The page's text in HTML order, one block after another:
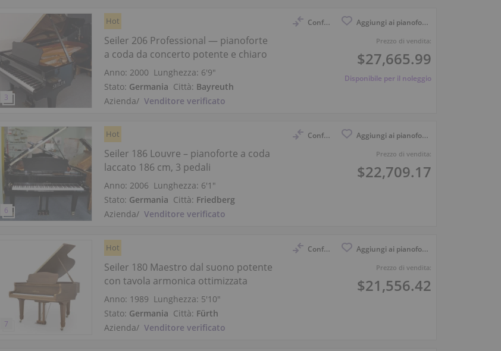
Confronto Aggiungi ai pianoforti osservati
Prezzo di vendita:
$27,665.99
Disponibile per il noleggio
Hot
Seiler 206 Professional — pianoforte
a coda da concerto potente e chiaro
Anno: 2000 Lunghezza: 6′9″
Stato: Germania Città: Bayreuth
Azienda/ Venditore verificato
Confronto Aggiungi ai pianoforti osservati
Prezzo di vendita:
$22,709.17
Hot
Seiler 186 Louvre – pianoforte a coda
laccato 186 cm, 3 pedali
Anno: 2006 Lunghezza: 6′1″
Stato: Germania Città: Friedberg
Azienda/ Venditore verificato
Confronto Aggiungi ai pianoforti osservati
Prezzo di vendita:
$21,556.42
Hot
Seiler 180 Maestro dal suono potente
con tavola armonica ottimizzata
Anno: 1989 Lunghezza: 5′10″
Stato: Germania Città: Fürth
Azienda/ Venditore verificato